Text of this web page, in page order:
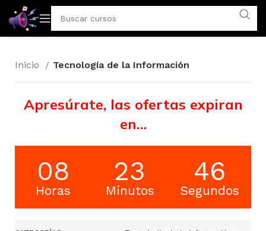
Inicio Tecnología de la Información
Apresúrate, las ofertas expiran
en…
08
Horas
23
Minutos
46
Segundos